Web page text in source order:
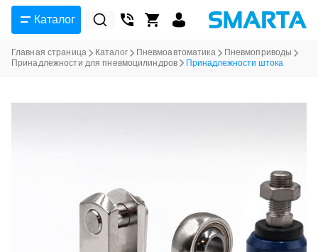
Каталог
Главная страница Каталог Пневмоавтоматика
Пневмоприводы
Принадлежности для пневмоцилиндров
Принадлежности штока